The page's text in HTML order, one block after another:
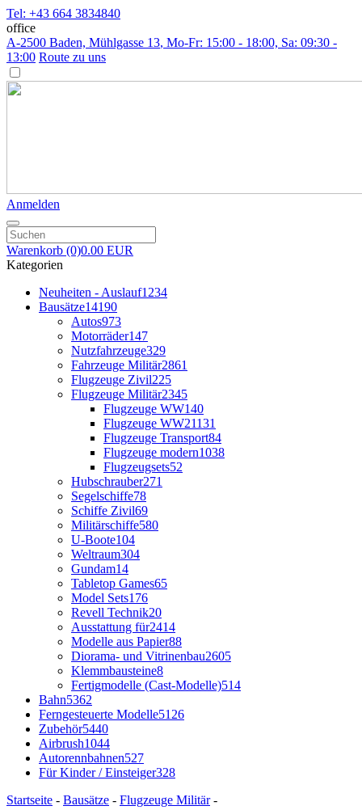
Tel: +43 664 3834840
office
A-2500 Baden, Mühlgasse 13, Mo-Fr: 15:00 - 18:00, Sa: 09:30 -
13:00 Route zu uns
Anmelden
Warenkorb (0)0.00 EUR
Kategorien
Neuheiten - Auslauf1234
Bausätze14190
Autos973
Motorräder147
Nutzfahrzeuge329
Fahrzeuge Militär2861
Flugzeuge Zivil225
Flugzeuge Militär2345
Flugzeuge WW140
Flugzeuge WW21131
Flugzeuge Transport84
Flugzeuge modern1038
Flugzeugsets52
Hubschrauber271
Segelschiffe78
Schiffe Zivil69
Militärschiffe580
U-Boote104
Weltraum304
Gundam14
Tabletop Games65
Model Sets176
Revell Technik20
Ausstattung für2414
Modelle aus Papier88
Diorama- und Vitrinenbau2605
Klemmbausteine8
Fertigmodelle (Cast-Modelle)514
Bahn5362
Ferngesteuerte Modelle5126
Zubehör5440
Airbrush1044
Autorennbahnen527
Für Kinder / Einsteiger328
Startseite - Bausätze - Flugzeuge Militär-